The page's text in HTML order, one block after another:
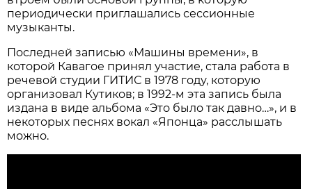
периодически приглашались сессионные
музыканты.
Последней записью «Машины времени», в
которой Кавагое принял участие, стала работа в
речевой студии ГИТИС в 1978 году, которую
организовал Кутиков; в 1992-м эта запись была
издана в виде альбома «Это было так давно…», и в
некоторых песнях вокал «Японца» расслышать
можно.